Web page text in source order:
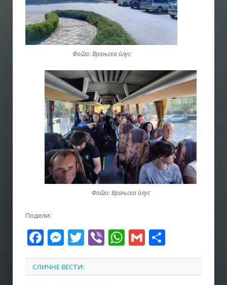
Фото: Врањска плус
Фото: Врањска плус
Подели:
Facebook
Messenger
Twitter
ViberWhatsApp
Gmail
СЛИЧНЕ ВЕСТИ: